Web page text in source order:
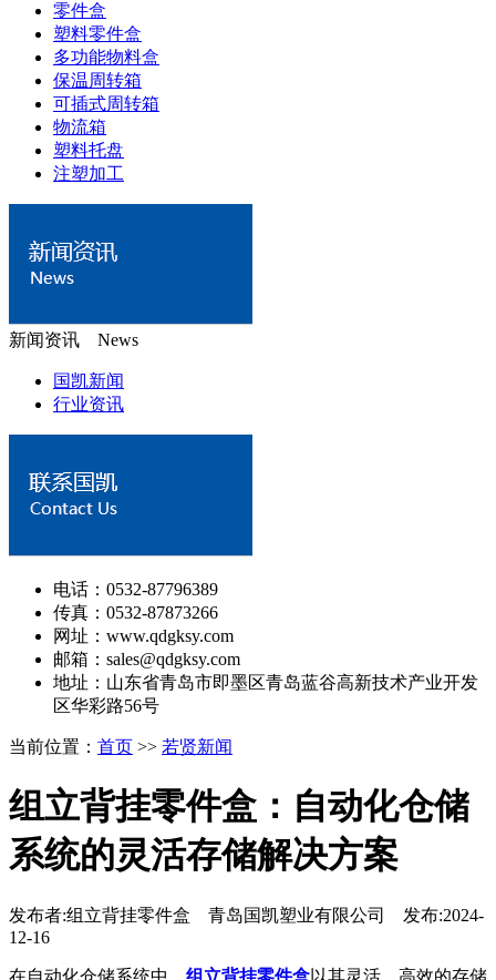
零件盒
塑料零件盒
多功能物料盒
保温周转箱
可插式周转箱
物流箱
塑料托盘
注塑加工
新闻资讯 News
国凯新闻
行业资讯
电话：0532-87796389
传真：0532-87873266
网址：www.qdgksy.com
邮箱：sales@qdgksy.com
地址：山东省青岛市即墨区青岛蓝谷高新技术产业开发
区华彩路56号
当前位置： 首页 >> 若贤新闻
组立背挂零件盒：自动化仓储
系统的灵活存储解决方案
发布者:组立背挂零件盒 青岛国凯塑业有限公司 发布:2024-
12-16
在自动化仓储系统中， 组立背挂零件盒 以其灵活、高效的存储